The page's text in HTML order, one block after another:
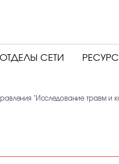
ОТДЕЛЫ СЕТИ
"Исследование травм